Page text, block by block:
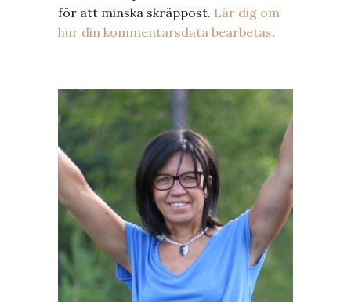
för att minska skräppost. Lär dig om
hur din kommentarsdata bearbetas.